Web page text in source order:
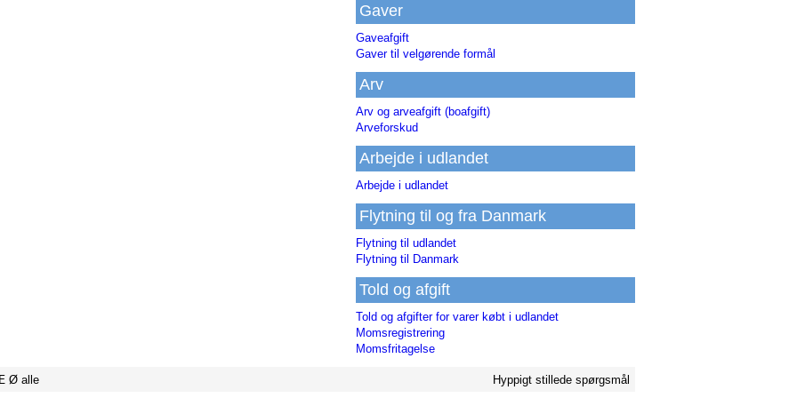
Gaver
Gaveafgift
Gaver til velgørende formål
Arv
Arv og arveafgift (boafgift)
Arveforskud
Arbejde i udlandet
Arbejde i udlandet
Flytning til og fra Danmark
Flytning til udlandet
Flytning til Danmark
Told og afgift
Told og afgifter for varer købt i udlandet
Momsregistrering
Momsfritagelse
Ø alle Hyppigt stillede spørgsmål